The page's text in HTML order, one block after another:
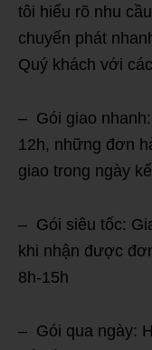
tôi hiểu rõ nhu
chuyển phát
Quý khách với
– Gói giao
12h, những đơn
giao trong ngày
– Gói siêu tốc:
khi nhận được
8h-15h
– Gói qua ngày: